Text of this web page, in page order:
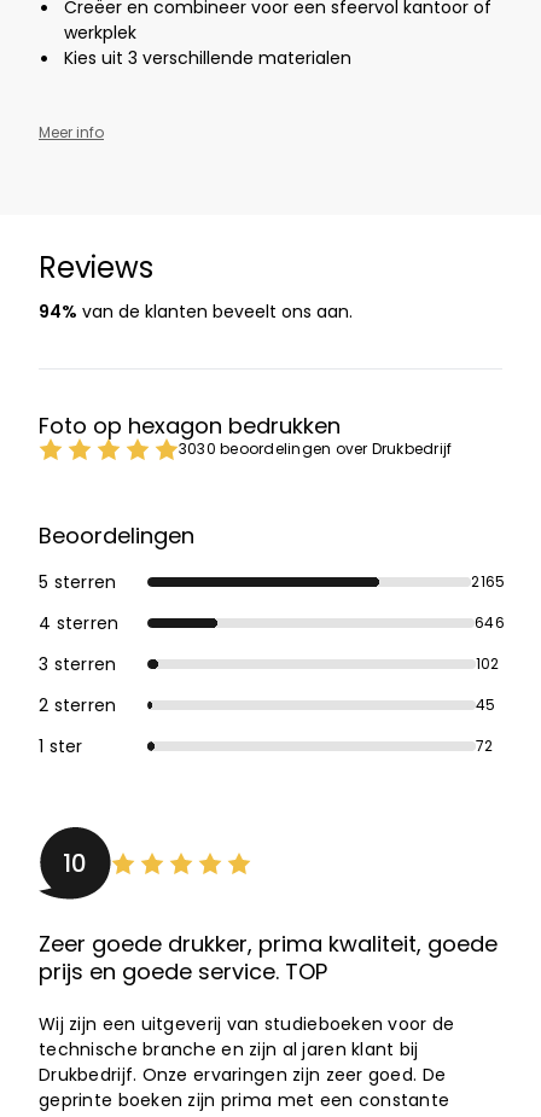
Creëer en combineer voor een sfeervol kantoor of
werkplek
Kies uit 3 verschillende materialen
Meer info
Reviews
94% van de klanten beveelt ons aan.
Foto op hexagon bedrukken
3030 beoordelingen over Drukbedrijf
Beoordelingen
5 sterren 2165
4 sterren 646
3 sterren 102
2 sterren 45
1 ster 72
10
Zeer goede drukker, prima kwaliteit, goede
prijs en goede service. TOP
Wij zijn een uitgeverij van studieboeken voor de
technische branche en zijn al jaren klant bij
Drukbedrijf. Onze ervaringen zijn zeer goed. De
geprinte boeken zijn prima met een constante